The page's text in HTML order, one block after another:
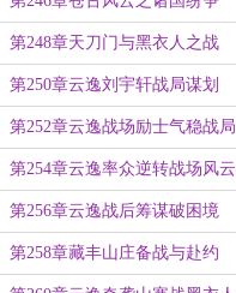
第248章天刀门与黑衣人之战
第250章云逸刘宇轩战局谋划
第252章云逸战场励士气稳战局
第254章云逸率众逆转战场风云
第256章云逸战后筹谋破困境
第258章藏丰山庄备战与赴约